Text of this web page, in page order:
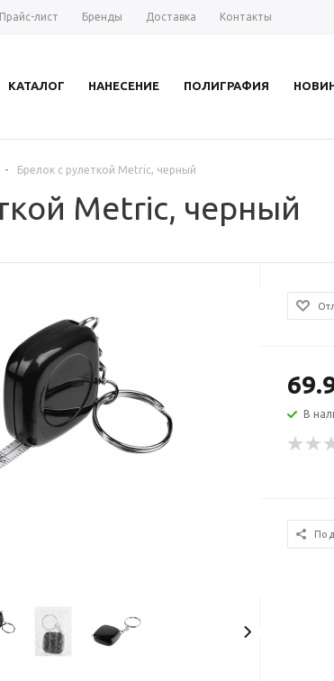
Прайс-лист Бренды Доставка Контакты
КАТАЛОГ НАНЕСЕНИЕ ПОЛИГРАФИЯ
- Брелок с рулеткой Metric, черный
Metric, черный
В